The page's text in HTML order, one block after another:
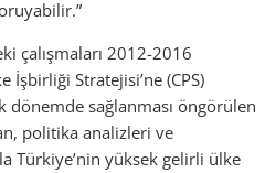
çalışmaları 2012-2016
Stratejisi’ne (CPS)
dönemde sağlanması öngörülen
politika analizleri ve
Türkiye’nin yüksek gelirli ülke